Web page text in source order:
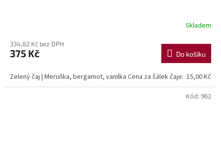
Skladem
334,82 Kč bez DPH
375 Kč Do košíku
Zelený čaj | Meruňka, bergamot, vanilka Cena za šálek čaje: 15,00 Kč
Kód: 962